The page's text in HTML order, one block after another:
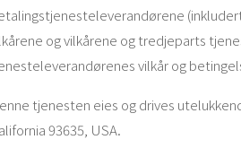
og vilkårene og tredjeparts
vilkår og
tjenesten eies og drives
93635, USA.